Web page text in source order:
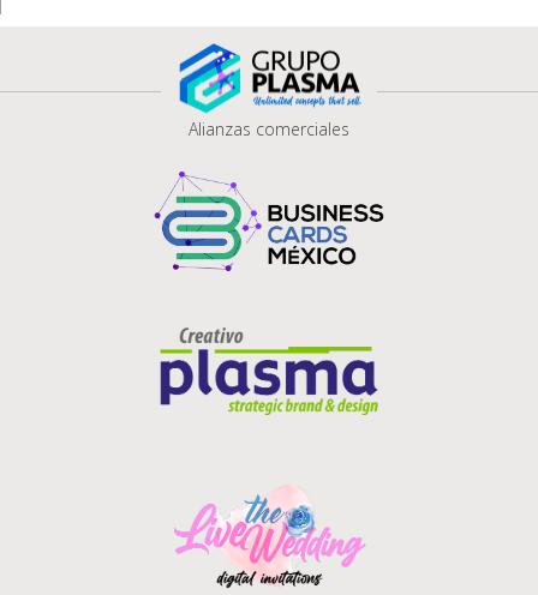
Alianzas comerciales